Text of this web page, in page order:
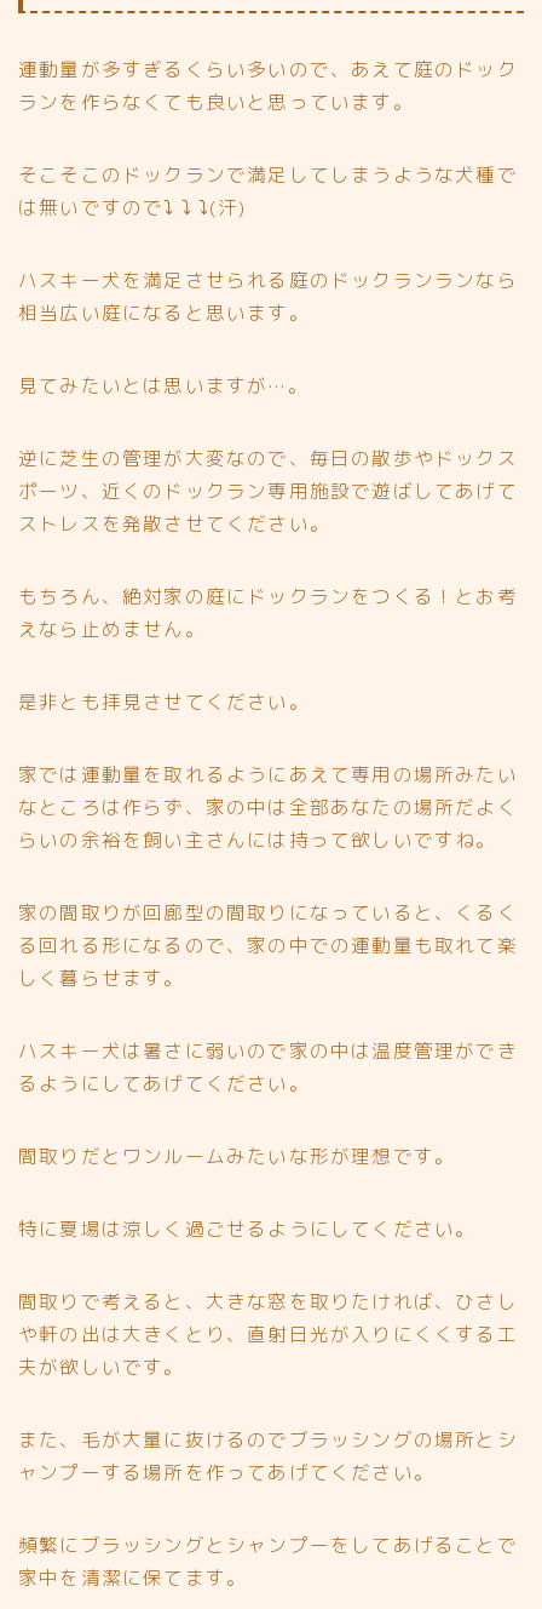
運動量が多すぎるくらい多いので、あえて庭のドック
ランを作らなくても良いと思っています。
そこそこのドックランで満足してしまうような犬種で
は無いですので⤵︎ ⤵︎ ⤵︎(汗)
ハスキー犬を満足させられる庭のドックランランなら
相当広い庭になると思います。
見てみたいとは思いますが…。
逆に芝生の管理が大変なので、毎日の散歩やドックス
ポーツ、近くのドックラン専用施設で遊ばしてあげて
ストレスを発散させてください。
もちろん、絶対家の庭にドックランをつくる！とお考
えなら止めません。
是非とも拝見させてください。
家では運動量を取れるようにあえて専用の場所みたい
なところは作らず、家の中は全部あなたの場所だよく
らいの余裕を飼い主さんには持って欲しいですね。
家の間取りが回廊型の間取りになっていると、くるく
る回れる形になるので、家の中での運動量も取れて楽
しく暮らせます。
ハスキー犬は暑さに弱いので家の中は温度管理ができ
るようにしてあげてください。
間取りだとワンルームみたいな形が理想です。
特に夏場は涼しく過ごせるようにしてください。
間取りで考えると、大きな窓を取りたければ、ひさし
や軒の出は大きくとり、直射日光が入りにくくする工
夫が欲しいです。
また、毛が大量に抜けるのでブラッシングの場所とシ
ャンプーする場所を作ってあげてください。
頻繁にブラッシングとシャンプーをしてあげることで
家中を清潔に保てます。